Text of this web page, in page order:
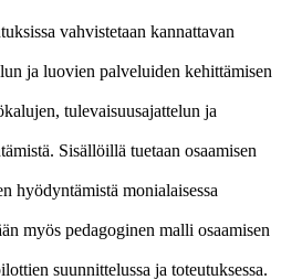
vahvistetaan kannattavan
ja luovien palveluiden kehittämisen
tulevaisuusajattelun ja
Sisällöillä tuetaan osaamisen
hyödyntämistä monialaisessa
myös pedagoginen malli osaamisen
suunnittelussa ja toteutuksessa.